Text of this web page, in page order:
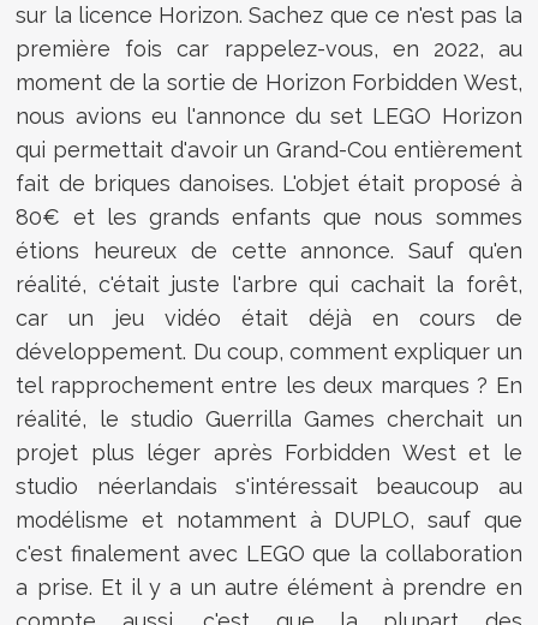
sur la licence Horizon. Sachez que ce n'est pas la
première fois car rappelez-vous, en 2022, au
moment de la sortie de Horizon Forbidden West,
nous avions eu l'annonce du set LEGO Horizon
qui permettait d'avoir un Grand-Cou entièrement
fait de briques danoises. L'objet était proposé à
80€ et les grands enfants que nous sommes
étions heureux de cette annonce. Sauf qu'en
réalité, c'était juste l'arbre qui cachait la forêt,
car un jeu vidéo était déjà en cours de
développement. Du coup, comment expliquer un
tel rapprochement entre les deux marques ? En
réalité, le studio Guerrilla Games cherchait un
projet plus léger après Forbidden West et le
studio néerlandais s'intéressait beaucoup au
modélisme et notamment à DUPLO, sauf que
c'est finalement avec LEGO que la collaboration
a prise. Et il y a un autre élément à prendre en